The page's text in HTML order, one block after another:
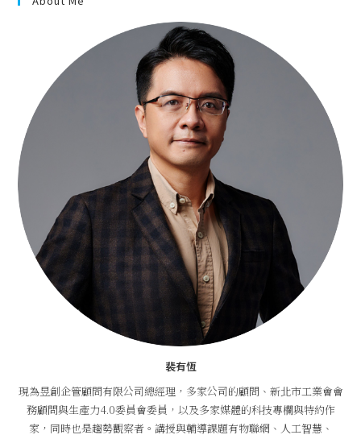
裴有恆
現為昱創企管顧問有限公司總經理，多家公司的顧問、新北市工業會會
務顧問與生產力4.0委員會委員，以及多家媒體的科技專欄與特約作
家，同時也是趨勢觀察者。講授與輔導課題有物聯網、人工智慧、